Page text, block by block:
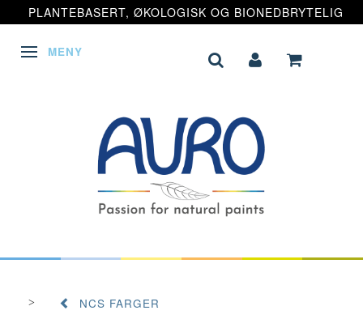
PLANTEBASERT, ØKOLOGISK OG BIONEDBRYTELIG
VEKSLE NAVIGASJON
MENY
NCS FARGER